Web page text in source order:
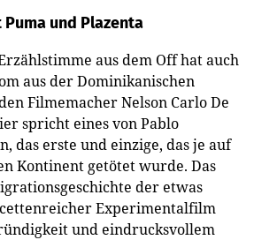
Puma und Plazenta
aus dem Off hat auch
aus der Dominikanischen
Filmemacher Nelson Carlo De
spricht eines von Pablo
das erste und einzige, das je auf
Kontinent getötet wurde. Das
der etwas
Experimentalfilm
und eindrucksvollem